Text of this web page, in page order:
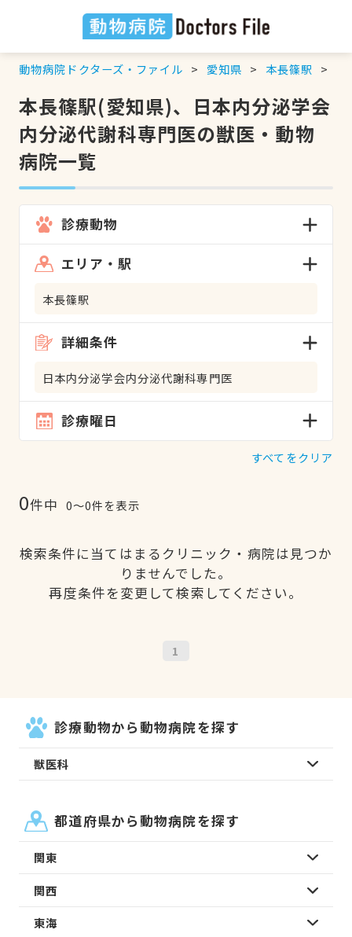
動物病院ドクターズ・ファイル 愛知県 本長篠駅
本長篠駅(愛知県)、日本内分泌学会
内分泌代謝科専門医の獣医・動物
病院一覧
診療動物
エリア・駅
本長篠駅
詳細条件
日本内分泌学会内分泌代謝科専門医
診療曜日
すべてをクリア
0件中 0〜0件を表示
検索条件に当てはまるクリニック・病院は見つか
りませんでした。
再度条件を変更して検索してください。
1
診療動物から動物病院を探す
獣医科
都道府県から動物病院を探す
関東
関西
東海